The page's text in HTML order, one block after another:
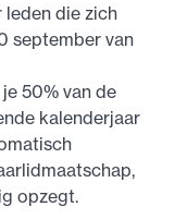
die zich
september van
50% van de
kalenderjaar
opzegt.